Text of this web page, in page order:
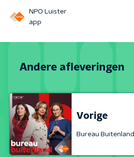
NPO Luister
app
Andere afleveringen
Vorige
Bureau Buitenland